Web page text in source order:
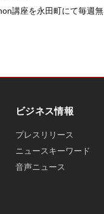
講座を永田町にて毎週無
ビジネス情報
プレスリリース
ニュースキーワード
音声ニュース